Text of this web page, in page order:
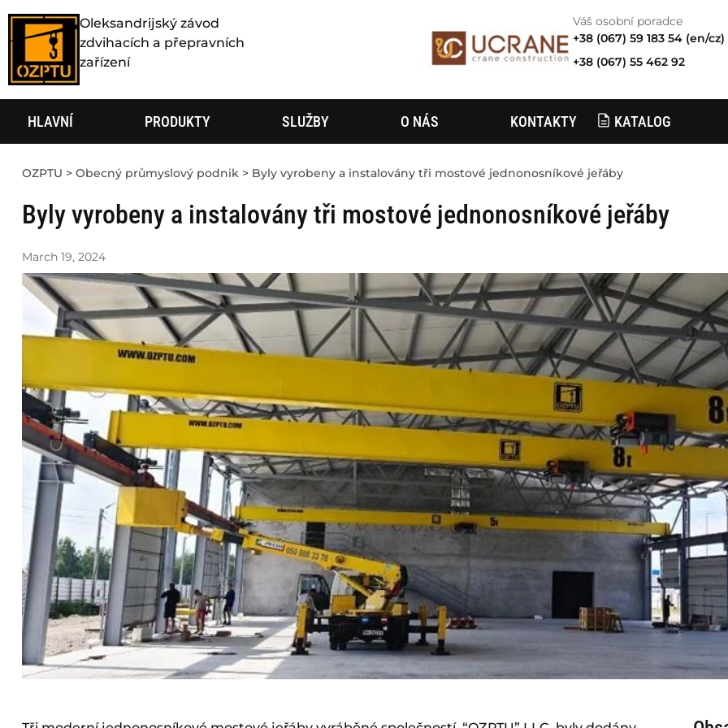
Oleksandrijský závod
zdvihacích a přepravních
zařízení
Váš osobní poradce
+38 (067) 59 183 54 (en/cz)
+38 (067) 55 462 92
HLAVNÍ PRODUKTY SLUŽBY O NÁS KONTAKTY KATALOG
OZPTU > Obecný průmyslový podnik> Byly vyrobeny a instalovány tři mostové jednonosníkové jeřáby
Byly vyrobeny a instalovány tři mostové jednonosníkové jeřáby
March 19, 2024